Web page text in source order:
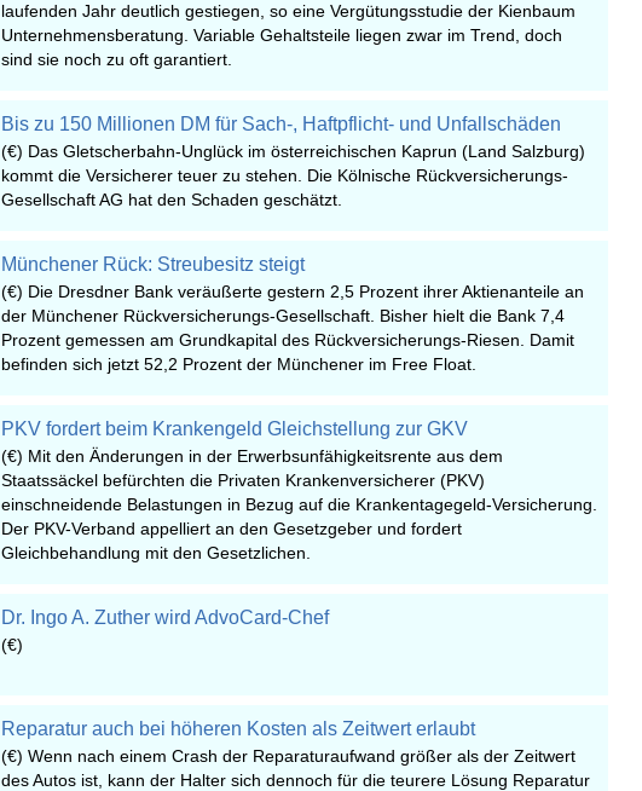
laufenden Jahr deutlich gestiegen, so eine Vergütungsstudie der Kienbaum
Unternehmensberatung. Variable Gehaltsteile liegen zwar im Trend, doch
sind sie noch zu oft garantiert.
Bis zu 150 Millionen DM für Sach-, Haftpflicht- und Unfallschäden
(€) Das Gletscherbahn-Unglück im österreichischen Kaprun (Land Salzburg)
kommt die Versicherer teuer zu stehen. Die Kölnische Rückversicherungs-
Gesellschaft AG hat den Schaden geschätzt.
Münchener Rück: Streubesitz steigt
(€) Die Dresdner Bank veräußerte gestern 2,5 Prozent ihrer Aktienanteile an
der Münchener Rückversicherungs-Gesellschaft. Bisher hielt die Bank 7,4
Prozent gemessen am Grundkapital des Rückversicherungs-Riesen. Damit
befinden sich jetzt 52,2 Prozent der Münchener im Free Float.
PKV fordert beim Krankengeld Gleichstellung zur GKV
(€) Mit den Änderungen in der Erwerbsunfähigkeitsrente aus dem
Staatssäckel befürchten die Privaten Krankenversicherer (PKV)
einschneidende Belastungen in Bezug auf die Krankentagegeld-Versicherung.
Der PKV-Verband appelliert an den Gesetzgeber und fordert
Gleichbehandlung mit den Gesetzlichen.
Dr. Ingo A. Zuther wird AdvoCard-Chef
(€)
Reparatur auch bei höheren Kosten als Zeitwert erlaubt
(€) Wenn nach einem Crash der Reparaturaufwand größer als der Zeitwert
des Autos ist, kann der Halter sich dennoch für die teurere Lösung Reparatur